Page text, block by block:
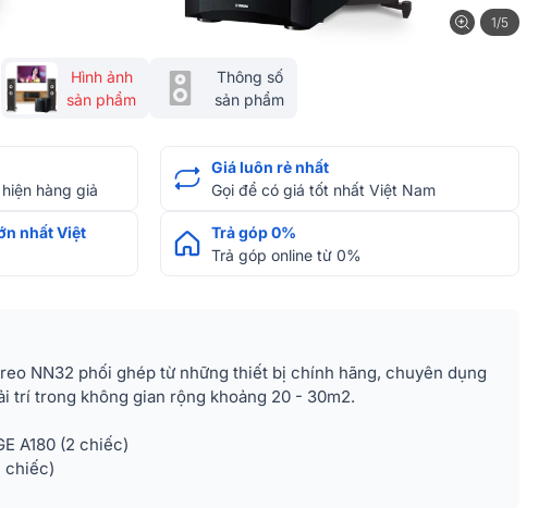
1/5
Hình ảnh
sản phẩm
Thông số
sản phẩm
hàng giả
Giá luôn rẻ nhất
Gọi để có giá tốt nhất Việt Nam
nhất Việt
Trả góp 0%
Trả góp online từ 0%
NN32 phối ghép từ những thiết bị chính hãng, chuyên dụng
trí trong không gian rộng khoảng 20 - 30m2.
A180 (2 chiếc)
chiếc)